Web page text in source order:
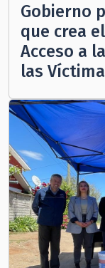
Gobierno
que crea
Acceso a
las